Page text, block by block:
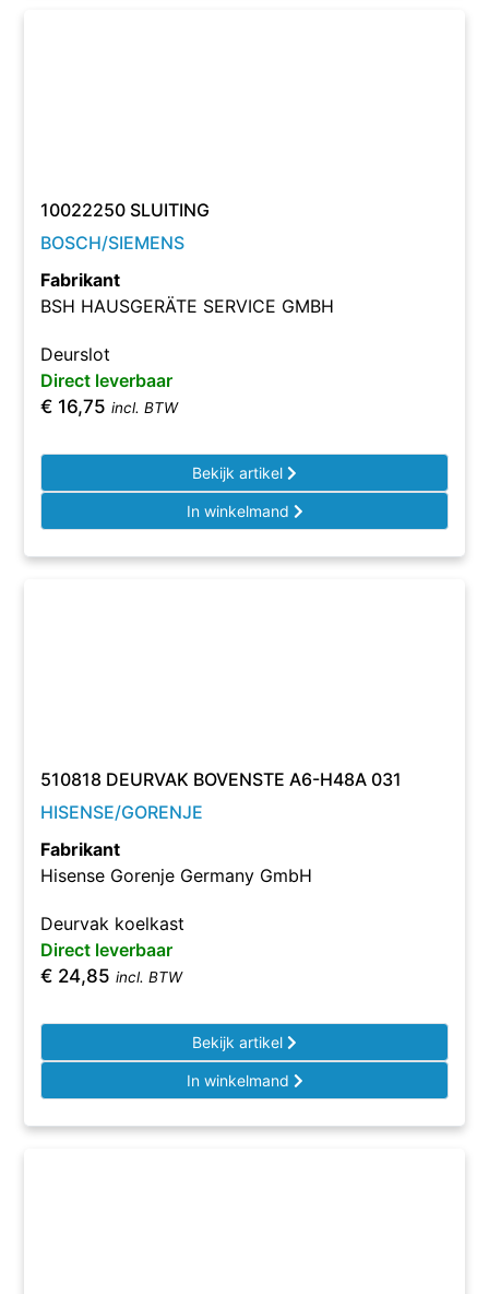
10022250 SLUITING
BOSCH/SIEMENS
Fabrikant
BSH HAUSGERÄTE SERVICE GMBH
Deurslot
Direct leverbaar
€ 16,75 incl. BTW
Bekijk artikel
In winkelmand
510818 DEURVAK BOVENSTE A6-H48A 031
HISENSE/GORENJE
Fabrikant
Hisense Gorenje Germany GmbH
Deurvak koelkast
Direct leverbaar
€ 24,85 incl. BTW
Bekijk artikel
In winkelmand